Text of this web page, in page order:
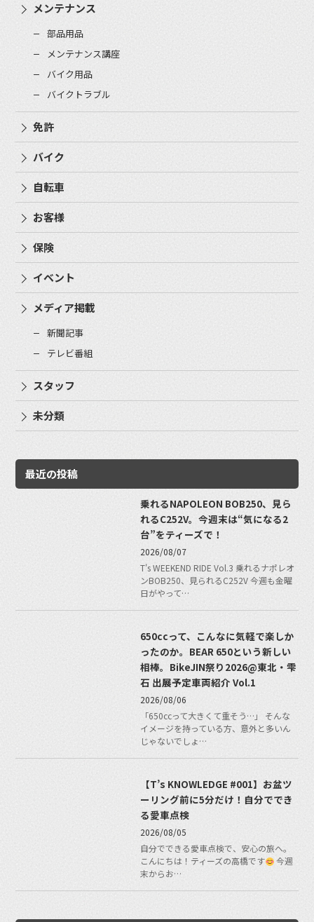
メンテナンス
部品用品
メンテナンス講座
バイク用品
バイクトラブル
免許
バイク
自転車
お客様
保険
イベント
メディア掲載
新聞記事
テレビ番組
スタッフ
未分類
最近の投稿
乗れるNAPOLEON BOB250、見ら
れるC252V。今週末は“気になる2
台”をティーズで！
2026/08/07
T's WEEKEND RIDE Vol.3 乗れるナポレオ
ンBOB250、見られるC252V 今週も金曜
日がやって…
650ccって、こんなに気軽で楽しか
ったのか。BEAR 650という新しい
相棒。BikeJIN祭り2026@東北・雫
石 出展予定車両紹介 Vol.1
2026/08/06
「650ccって大きくて重そう…」 そんな
イメージを持っている方、意外と多いん
じゃないでしょ…
【T’s KNOWLEDGE #001】お盆ツ
ーリング前に5分だけ！自分ででき
る愛車点検
2026/08/05
自分でできる愛車点検で、安心の旅へ。
こんにちは！ティーズの高橋です
今週
末からお…